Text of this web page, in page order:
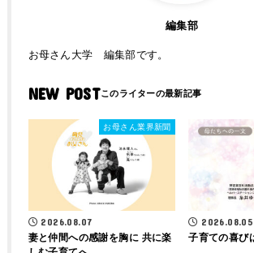
編集部
お母さん大学 編集部です。
NEW POST
お母さん業界新聞
2026.08.07
妻と仲間への感謝を胸に 共に楽
2026.08.05
子育ての喜び